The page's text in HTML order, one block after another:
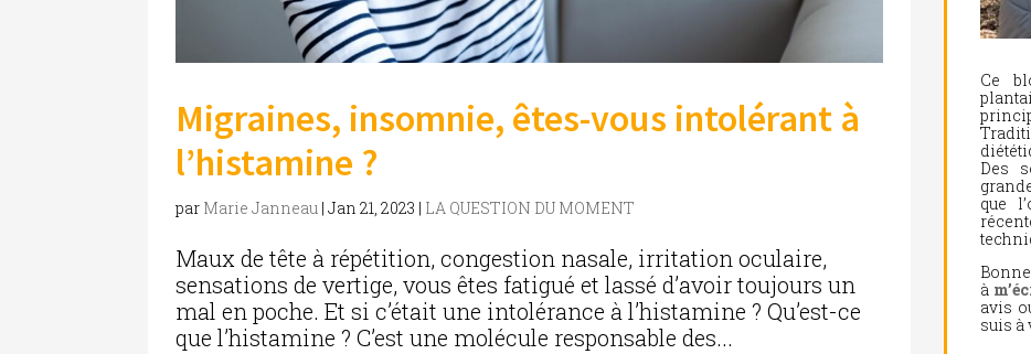
Migraines, insomnie, êtes-vous intolérant à
l’histamine ?
par Marie Janneau |Jan 21, 2023 | LA QUESTION DU MOMENT
Maux de tête à répétition, congestion nasale, irritation oculaire,
sensations de vertige, vous êtes fatigué et lassé d’avoir toujours un
mal en poche. Et si c’était une intolérance à l’histamine ? Qu’est-ce
que l’histamine ? C’est une molécule responsable des...
Ce
Des
que
à
avis
suis à